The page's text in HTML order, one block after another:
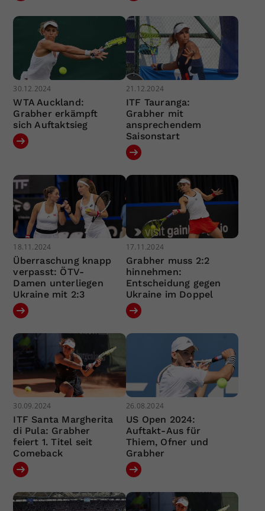
30.12.2024
WTA Auckland:
Grabher erkämpft
sich Auftaktsieg
21.12.2024
ITF Tauranga:
Grabher mit
ansprechendem
Saisonstart
18.11.2024
Überraschung knapp
verpasst: ÖTV-
Damen unterliegen
Ukraine mit 2:3
17.11.2024
Grabher muss 2:2
hinnehmen:
Entscheidung gegen
Ukraine im Doppel
30.09.2024
ITF Santa Margherita
di Pula: Grabher
feiert 1. Titel seit
Comeback
26.08.2024
US Open 2024:
Auftakt-Aus für
Thiem, Ofner und
Grabher